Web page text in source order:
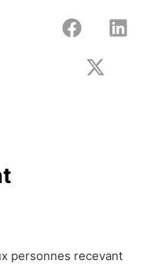
F
a
L
i
t
w
personnes recevant